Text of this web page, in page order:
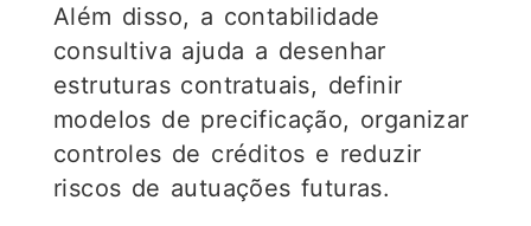
Além disso, a contabilidade
consultiva ajuda a desenhar
estruturas contratuais, definir
modelos de precificação, organizar
controles de créditos e reduzir
riscos de autuações futuras.